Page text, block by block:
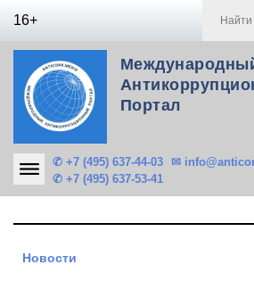
16+
Портал
✆ +7 (495) 637-44-03
✆ +7 (495) 637-53-41
✉
Новости